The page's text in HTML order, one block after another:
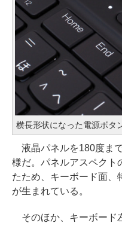
横長形状になった電源ボタ
液晶パネルを180度ま
様だ。パネルアスペクト
たため、キーボード面、
が生まれている。
そのほか、キーボード